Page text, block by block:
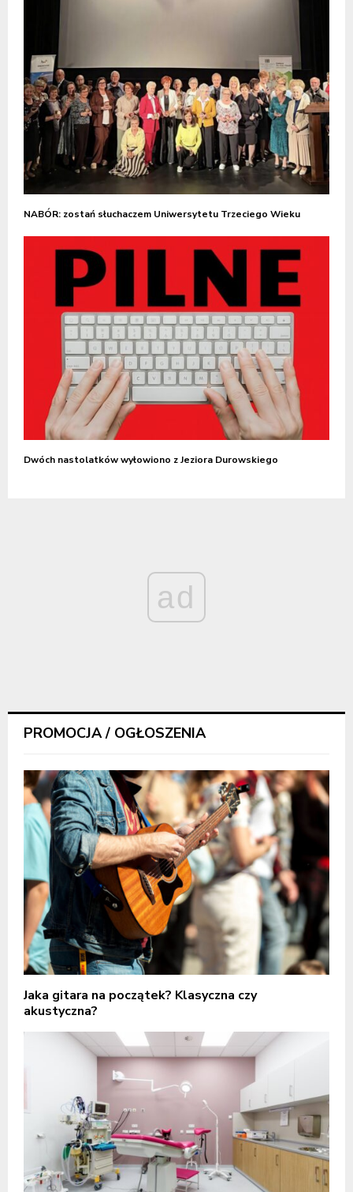
NABÓR: zostań słuchaczem Uniwersytetu Trzeciego Wieku
Dwóch nastolatków wyłowiono z Jeziora Durowskiego
ad
PROMOCJA / OGŁOSZENIA
Jaka gitara na początek? Klasyczna czy
akustyczna?